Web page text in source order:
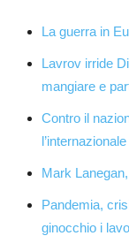
La guerra in
Lavrov irride
mangiare e
Contro il
l’internazionale
Mark
Pandemia,
ginocchio i